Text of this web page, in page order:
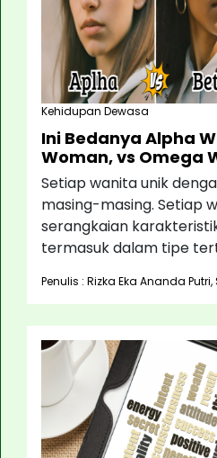
Kehidupan Dewasa
Ini Bedanya Alpha
Woman, vs Omega
Setiap wanita unik
masing-masing. Setiap
serangkaian
termasuk dalam tipe
Penulis : Rizka Eka Ananda Putri,